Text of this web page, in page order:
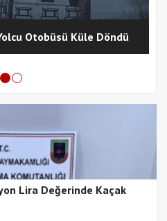
Otobüsü Küle Döndü
Lira Değerinde Kaçak